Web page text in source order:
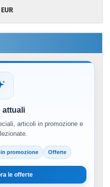
attuali
articoli in promozione e
promozione Offerte
le offerte